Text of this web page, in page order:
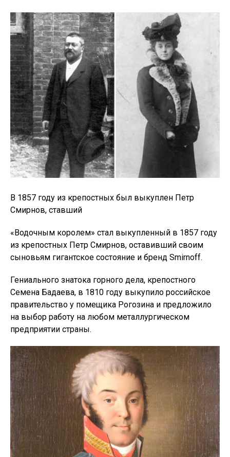
В 1857 году из крепостных был выкуплен Петр
Смирнов, ставший
«Водочным королем» стал выкупленный в 1857 году
из крепостных Петр Смирнов, оставивший своим
сыновьям гигантское состояние и бренд Smirnoff.
Гениального знатока горного дела, крепостного
Семена Бадаева, в 1810 году выкупило российское
правительство у помещика Рогозина и предложило
на выбор работу на любом металлургическом
предприятии страны.